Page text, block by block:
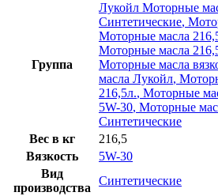
Группа
Лукойл Моторные
Синтетические,
Моторные масла
Моторные масла
Моторные масла
масла Лукойл,
216,5л., Моторные
5W-30, Моторные
Синтетические
Вес в кг
216,5
Вязкость
5W-30
Вид
производства
Синтетические